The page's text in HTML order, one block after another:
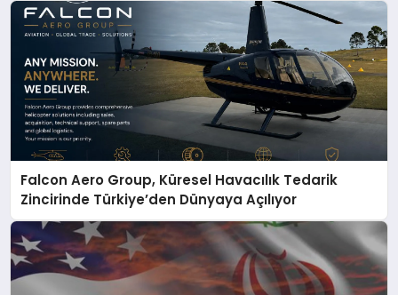
Falcon Aero Group, Küresel Havacılık Tedarik
Zincirinde Türkiye’den Dünyaya Açılıyor